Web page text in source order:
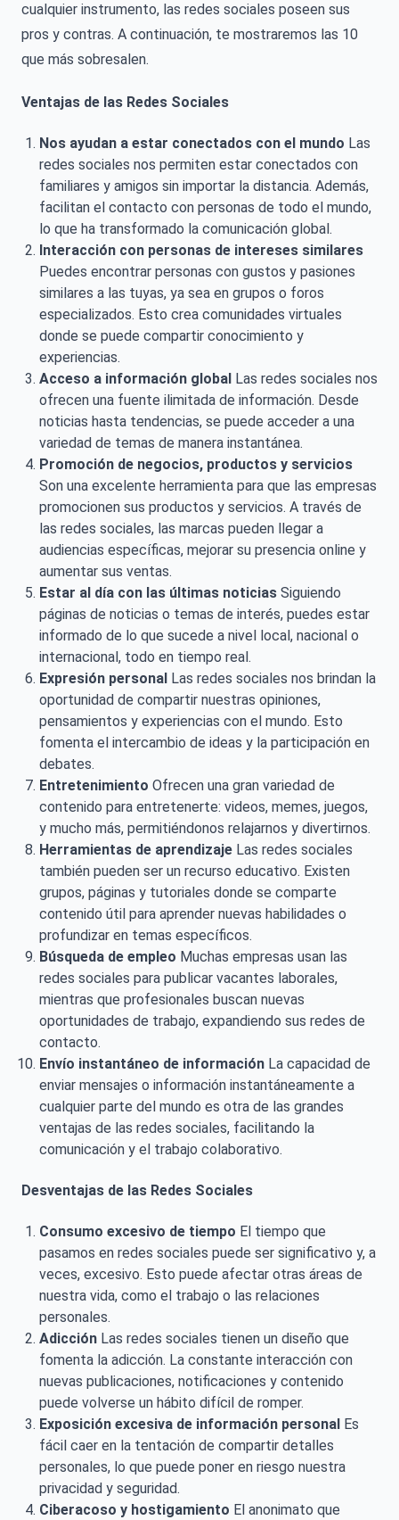
cualquier instrumento, las redes sociales poseen sus
pros y contras. A continuación, te mostraremos las 10
que más sobresalen.
Ventajas de las Redes Sociales
Nos ayudan a estar conectados con el mundo Las
redes sociales nos permiten estar conectados con
familiares y amigos sin importar la distancia. Además,
facilitan el contacto con personas de todo el mundo,
lo que ha transformado la comunicación global.
Interacción con personas de intereses similares
Puedes encontrar personas con gustos y pasiones
similares a las tuyas, ya sea en grupos o foros
especializados. Esto crea comunidades virtuales
donde se puede compartir conocimiento y
experiencias.
Acceso a información global Las redes sociales nos
ofrecen una fuente ilimitada de información. Desde
noticias hasta tendencias, se puede acceder a una
variedad de temas de manera instantánea.
Promoción de negocios, productos y servicios
Son una excelente herramienta para que las empresas
promocionen sus productos y servicios. A través de
las redes sociales, las marcas pueden llegar a
audiencias específicas, mejorar su presencia online y
aumentar sus ventas.
Estar al día con las últimas noticias Siguiendo
páginas de noticias o temas de interés, puedes estar
informado de lo que sucede a nivel local, nacional o
internacional, todo en tiempo real.
Expresión personal Las redes sociales nos brindan la
oportunidad de compartir nuestras opiniones,
pensamientos y experiencias con el mundo. Esto
fomenta el intercambio de ideas y la participación en
debates.
Entretenimiento Ofrecen una gran variedad de
contenido para entretenerte: videos, memes, juegos,
y mucho más, permitiéndonos relajarnos y divertirnos.
Herramientas de aprendizaje Las redes sociales
también pueden ser un recurso educativo. Existen
grupos, páginas y tutoriales donde se comparte
contenido útil para aprender nuevas habilidades o
profundizar en temas específicos.
Búsqueda de empleo Muchas empresas usan las
redes sociales para publicar vacantes laborales,
mientras que profesionales buscan nuevas
oportunidades de trabajo, expandiendo sus redes de
contacto.
Envío instantáneo de información La capacidad de
enviar mensajes o información instantáneamente a
cualquier parte del mundo es otra de las grandes
ventajas de las redes sociales, facilitando la
comunicación y el trabajo colaborativo.
Desventajas de las Redes Sociales
Consumo excesivo de tiempo El tiempo que
pasamos en redes sociales puede ser significativo y, a
veces, excesivo. Esto puede afectar otras áreas de
nuestra vida, como el trabajo o las relaciones
personales.
Adicción Las redes sociales tienen un diseño que
fomenta la adicción. La constante interacción con
nuevas publicaciones, notificaciones y contenido
puede volverse un hábito difícil de romper.
Exposición excesiva de información personal Es
fácil caer en la tentación de compartir detalles
personales, lo que puede poner en riesgo nuestra
privacidad y seguridad.
Ciberacoso y hostigamiento El anonimato que